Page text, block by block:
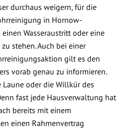
durchaus weigern, für die
in Hornow-
Wasseraustritt oder eine
stehen. Auch bei einer
gilt es den
vorab genau zu informieren.
oder die Willkür des
fast jede Hausverwaltung hat
bereits mit einem
einen Rahmenvertrag